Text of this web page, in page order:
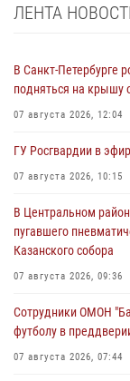
ЛЕНТА
В Санкт-Петербурге
подняться на крышу
07 августа 2026, 12:04
ГУ Росгвардии в
07 августа 2026, 10:15
В Центральном
пугавшего
Казанского собора
07 августа 2026, 09:36
Сотрудники ОМОН
футболу в
07 августа 2026, 07:44